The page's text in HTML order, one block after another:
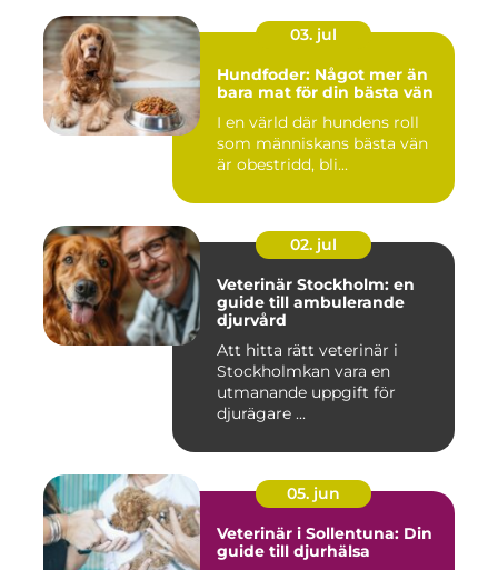
03. jul
Hundfoder: Något mer än
bara mat för din bästa vän
I en värld där hundens roll
som människans bästa vän
är obestridd, bli...
02. jul
Veterinär Stockholm: en
guide till ambulerande
djurvård
Att hitta rätt veterinär i
Stockholmkan vara en
utmanande uppgift för
djurägare ...
05. jun
Veterinär i Sollentuna: Din
guide till djurhälsa